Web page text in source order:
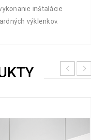
inštalácie
výklenkov.